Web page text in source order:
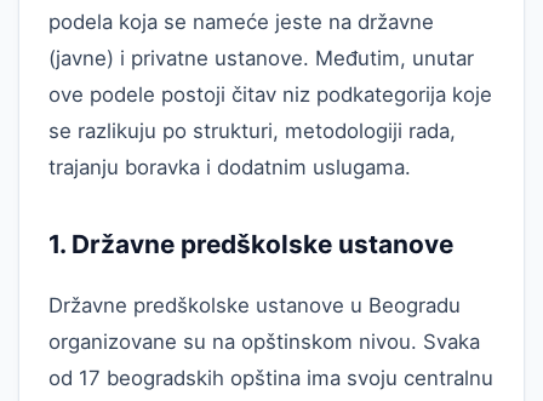
podela koja se nameće jeste na državne
(javne) i privatne ustanove. Međutim, unutar
ove podele postoji čitav niz podkategorija koje
se razlikuju po strukturi, metodologiji rada,
trajanju boravka i dodatnim uslugama.
1. Državne predškolske ustanove
Državne predškolske ustanove u Beogradu
organizovane su na opštinskom nivou. Svaka
od 17 beogradskih opština ima svoju centralnu